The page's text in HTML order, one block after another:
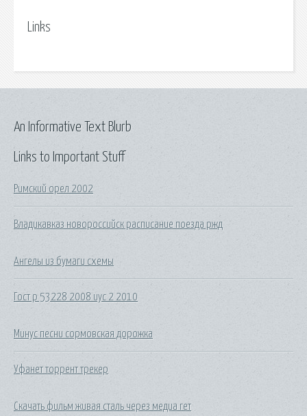
Links
Links to Important Stuff
Римский орел 2002
Владикавказ новороссийск расписание поезда ржд
Ангелы из бумаги схемы
Гост р 53228 2008 иус 2 2010
Минус песни сормовская дорожка
Уфанет торрент трекер
Скачать фильм живая сталь через медиа гет
An Informative Text Blurb